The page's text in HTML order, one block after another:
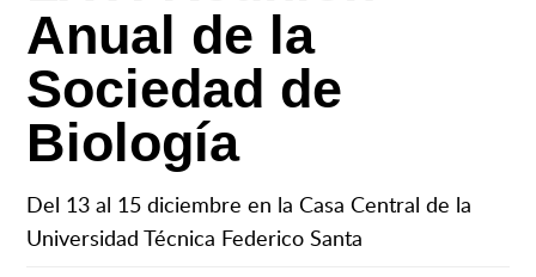
Anual de la
Sociedad de
Biología
Del 13 al 15 diciembre en la Casa Central de la
Universidad Técnica Federico Santa